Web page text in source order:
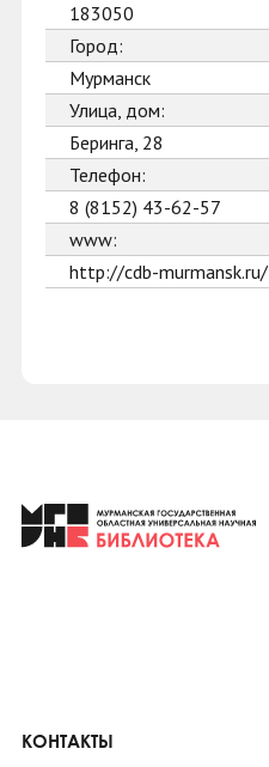
183050
Город:
Мурманск
Улица, дом:
Беринга, 28
Телефон:
8 (8152) 43-62-57
www:
http://cdb-murmansk.ru/
КОНТАКТЫ